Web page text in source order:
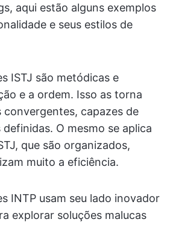
aqui estão alguns exemplos
e seus estilos de
ISTJ são metódicas e
e a ordem. Isso as torna
convergentes, capazes de
O mesmo se aplica
que são organizados,
muito a eficiência.
INTP usam seu lado inovador
explorar soluções malucas